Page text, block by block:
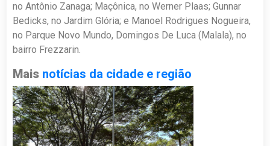
no Antônio Zanaga; Maçônica, no Werner Plaas; Gunnar
Bedicks, no Jardim Glória; e Manoel Rodrigues Nogueira,
no Parque Novo Mundo, Domingos De Luca (Malala), no
bairro Frezzarin.
Mais notícias da cidade e região